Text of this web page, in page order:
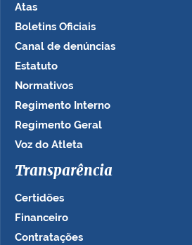
Atas
Boletins Oficiais
Canal de denúncias
Estatuto
Normativos
Regimento Interno
Regimento Geral
Voz do Atleta
Transparência
Certidões
Financeiro
Contratações